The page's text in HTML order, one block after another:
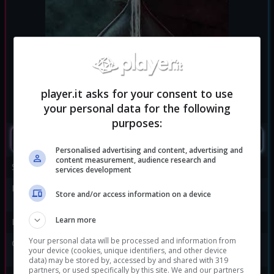
Sviluppatore:
Publisher:
Sony Computer
Entertainment
Disponibile per:
Genere:
Avventura|Horror|
Survival
player.it asks for your consent to use
your personal data for the following
purposes:
Personalised advertising and content, advertising and
content measurement, audience research and
services development
Store and/or access information on a device
Learn more
Your personal data will be processed and information from
your device (cookies, unique identifiers, and other device
data) may be stored by, accessed by and shared with 319
partners, or used specifically by this site. We and our partners